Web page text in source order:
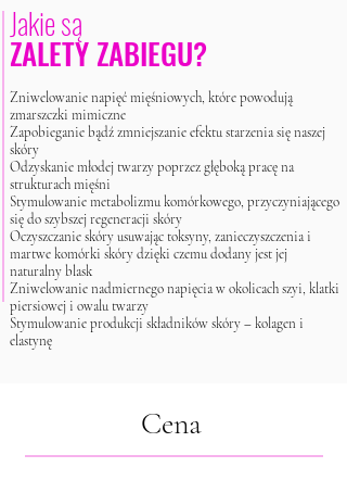
Jakie są
ZALETY ZABIEGU?
Zniwelowanie napięć mięśniowych, które powodują
zmarszczki mimiczne
Zapobieganie bądź zmniejszanie efektu starzenia się naszej
skóry
Odzyskanie młodej twarzy poprzez głęboką pracę na
strukturach mięśni
Stymulowanie metabolizmu komórkowego, przyczyniającego
się do szybszej regeneracji skóry
Oczyszczanie skóry usuwając toksyny, zanieczyszczenia i
martwe komórki skóry dzięki czemu dodany jest jej
naturalny blask
Zniwelowanie nadmiernego napięcia w okolicach szyi, klatki
piersiowej i owalu twarzy
Stymulowanie produkcji składników skóry – kolagen i
elastynę
Cena